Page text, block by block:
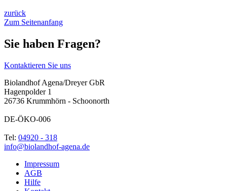
zurück
Zum Seitenanfang
Sie haben Fragen?
Kontaktieren Sie uns
Biolandhof Agena/Dreyer GbR
Hagenpolder 1
26736 Krummhörn - Schoonorth
DE-ÖKO-006
Tel: 04920 - 318
info@biolandhof-agena.de
Impressum
AGB
Hilfe